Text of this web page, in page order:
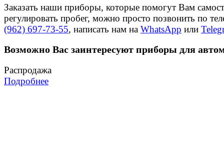
Заказать наши приборы, которые помогут Вам
регулировать пробег, можно просто позвонить по
(962) 697-73-55, написать нам на WhatsApp или
Возможно Вас заинтересуют приборы для
Распродажа
Подробнее